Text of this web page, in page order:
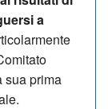
a
sua prima